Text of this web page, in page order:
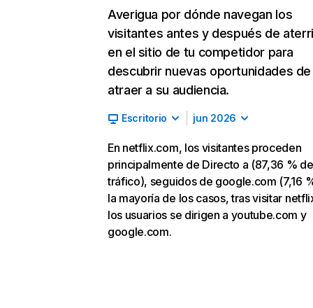
Averigua por dónde navegan los
visitantes antes y después de
en el sitio de tu competidor para
descubrir nuevas oportunidades de
atraer a su audiencia.
Escritorio jun 2026
En netflix.com, los visitantes proceden
principalmente de Directo a (87,36 % de
tráfico), seguidos de google.com (7,16
la mayoría de los casos, tras visitar
los usuarios se dirigen a youtube.com y
google.com.